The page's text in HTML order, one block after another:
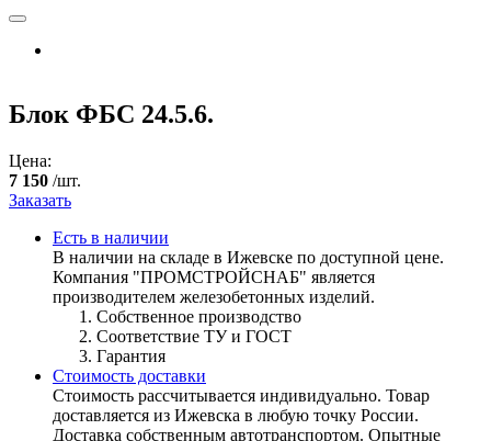
Блок ФБС 24.5.6.
Цена:
7 150 /шт.
Заказать
Есть в наличии
В наличии на складе в Ижевске по доступной цене.
Компания "ПРОМСТРОЙСНАБ" является
производителем железобетонных изделий.
Собственное производство
Соответствие ТУ и ГОСТ
Гарантия
Стоимость доставки
Стоимость рассчитывается индивидуально. Товар
доставляется из Ижевска в любую точку России.
Доставка собственным автотранспортом. Опытные